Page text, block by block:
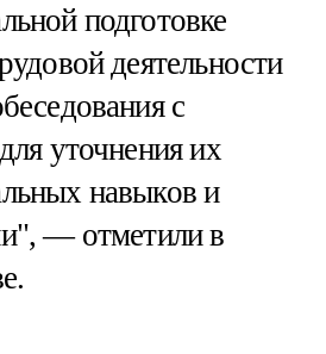
подготовке
деятельности
с
уточнения их
навыков и
— отметили в